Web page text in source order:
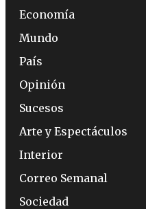
Economía
Mundo
País
Opinión
Sucesos
Arte y Espectáculos
Interior
Correo Semanal
Sociedad